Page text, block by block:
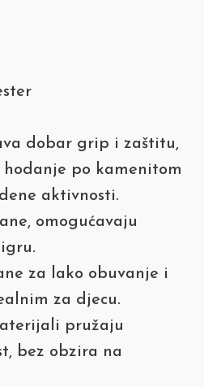
dobar grip i zaštitu,
po kamenitom
aktivnosti.
omogućavaju
za lako obuvanje i
za djecu.
pružaju
bez obzira na